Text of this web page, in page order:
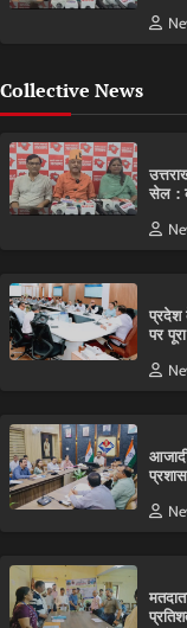
Collective News
सेल :
प्रदेश
पर